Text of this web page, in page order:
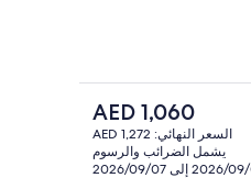
الطعام والشراب
السعر
الحالي
هو
AED
AED 1,060
السعر النهائي: AED 1,272
يشمل الضرائب والرسوم